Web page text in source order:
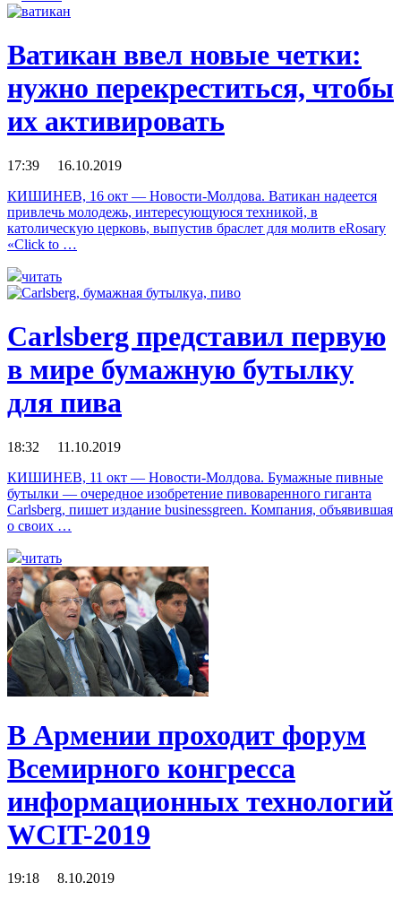
Ватикан ввел новые четки:
нужно перекреститься, чтобы
их активировать
17:39 16.10.2019
КИШИНЕВ, 16 окт — Новости-Молдова. Ватикан надеется
привлечь молодежь, интересующуюся техникой, в
католическую церковь, выпустив браслет для молитв eRosary
«Click to …
читать
Carlsberg представил первую
в мире бумажную бутылку
для пива
18:32 11.10.2019
КИШИНЕВ, 11 окт — Новости-Молдова. Бумажные пивные
бутылки — очередное изобретение пивоваренного гиганта
Carlsberg, пишет издание businessgreen. Компания, объявившая
о своих …
читать
В Армении проходит форум
Всемирного конгресса
информационных технологий
WCIT-2019
19:18 8.10.2019